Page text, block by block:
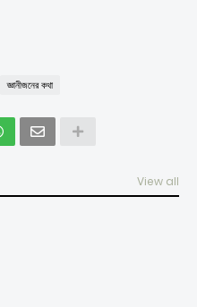
জ্ঞানীজনের কথা
View all